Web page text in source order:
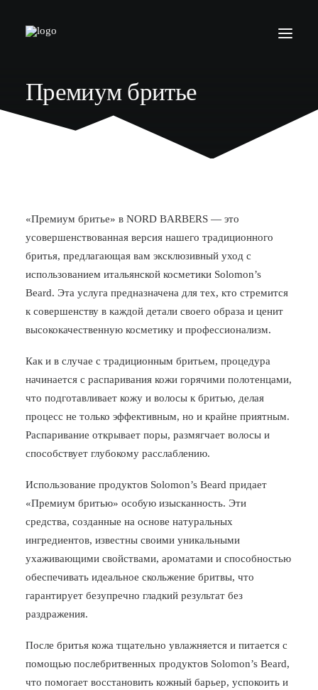
БАРБЕРШОПЫ
УСЛУГИ
ВАКАНСИИ
АКАДЕМИЯ БАРБЕРОВ
МОДЕЛЯМ
ФРАНШИЗА
ПОЖАЛОВАТЬСЯ
Премиум бритье
«Премиум бритье» в NORD BARBERS — это
усовершенствованная версия нашего традиционного
бритья, предлагающая вам эксклюзивный уход с
использованием итальянской косметики Solomon’s
Beard. Эта услуга предназначена для тех, кто стремится
к совершенству в каждой детали своего образа и ценит
высококачественную косметику и профессионализм.
Как и в случае с традиционным бритьем, процедура
начинается с распаривания кожи горячими полотенцами,
что подготавливает кожу и волосы к бритью, делая
процесс не только эффективным, но и крайне приятным.
Распаривание открывает поры, размягчает волосы и
способствует глубокому расслаблению.
Использование продуктов Solomon’s Beard придает
«Премиум бритью» особую изысканность. Эти
средства, созданные на основе натуральных
ингредиентов, известны своими уникальными
ухаживающими свойствами, ароматами и способностью
обеспечивать идеальное скольжение бритвы, что
гарантирует безупречно гладкий результат без
раздражения.
После бритья кожа тщательно увлажняется и питается с
помощью послебритвенных продуктов Solomon’s Beard,
что помогает восстановить кожный барьер, успокоить и